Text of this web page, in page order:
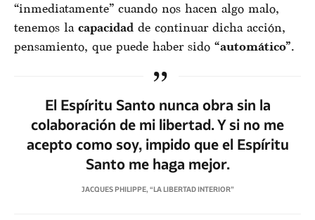
“inmediatamente” cuando nos hacen algo malo,
tenemos la capacidad de continuar dicha acción,
pensamiento, que puede haber sido “automático”.
El Espíritu Santo nunca obra sin la
colaboración de mi libertad. Y si no me
acepto como soy, impido que el Espíritu
Santo me haga mejor.
JACQUES PHILIPPE, “LA LIBERTAD INTERIOR”